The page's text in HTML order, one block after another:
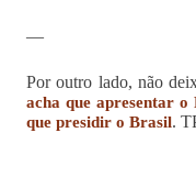
—
Por outro lado, não
acha que apresentar
que presidir o Brasil.